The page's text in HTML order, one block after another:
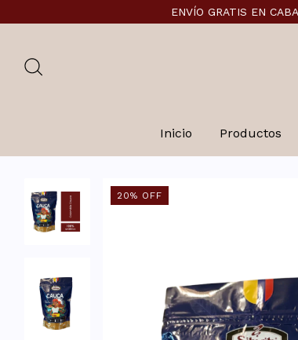
ENVÍO GRATIS EN CABA Y
Inicio Productos
20% OFF